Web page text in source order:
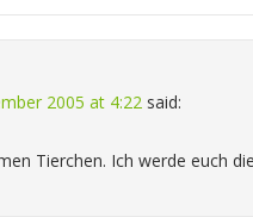
2005 at 4:22 said:
Tierchen. Ich werde euch